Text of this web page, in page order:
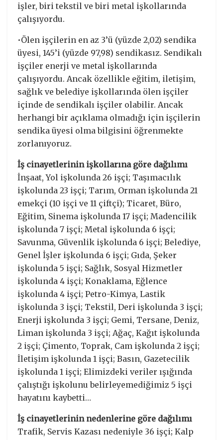
işler, biri tekstil ve biri metal işkollarında
çalışıyordu.
•Ölen işçilerin en az 3’ü (yüzde 2,02) sendika
üyesi, 145’i (yüzde 97,98) sendikasız. Sendikalı
işçiler enerji ve metal işkollarında
çalışıyordu. Ancak özellikle eğitim, iletişim,
sağlık ve belediye işkollarında ölen işçiler
içinde de sendikalı işçiler olabilir. Ancak
herhangi bir açıklama olmadığı için işçilerin
sendika üyesi olma bilgisini öğrenmekte
zorlanıyoruz.
İş cinayetlerinin işkollarına göre dağılımı
İnşaat, Yol işkolunda 26 işçi; Taşımacılık
işkolunda 23 işçi; Tarım, Orman işkolunda 21
emekçi (10 işçi ve 11 çiftçi); Ticaret, Büro,
Eğitim, Sinema işkolunda 17 işçi; Madencilik
işkolunda 7 işçi; Metal işkolunda 6 işçi;
Savunma, Güvenlik işkolunda 6 işçi; Belediye,
Genel İşler işkolunda 6 işçi; Gıda, Şeker
işkolunda 5 işçi; Sağlık, Sosyal Hizmetler
işkolunda 4 işçi; Konaklama, Eğlence
işkolunda 4 işçi; Petro-Kimya, Lastik
işkolunda 3 işçi; Tekstil, Deri işkolunda 3 işçi;
Enerji işkolunda 3 işçi; Gemi, Tersane, Deniz,
Liman işkolunda 3 işçi; Ağaç, Kağıt işkolunda
2 işçi; Çimento, Toprak, Cam işkolunda 2 işçi;
İletişim işkolunda 1 işçi; Basın, Gazetecilik
işkolunda 1 işçi; Elimizdeki veriler ışığında
çalıştığı işkolunu belirleyemediğimiz 5 işçi
hayatını kaybetti…
İş cinayetlerinin nedenlerine göre dağılımı
Trafik, Servis Kazası nedeniyle 36 işçi; Kalp